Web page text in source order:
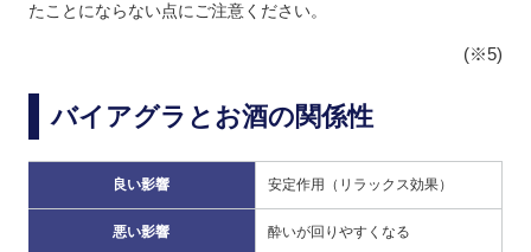
たことにならない点にご注意ください。
(※5)
バイアグラとお酒の関係性
良い影響 安定作用（リラックス効果）
悪い影響 酔いが回りやすくなる